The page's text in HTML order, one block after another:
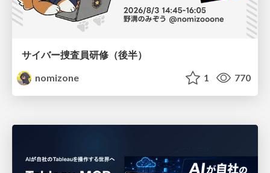
サイバー捜査員研修（後半）
nomizone
1 770